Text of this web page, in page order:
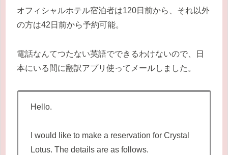
オフィシャルホテル宿泊者は120日前から、それ以外
の方は42日前から予約可能。
電話なんてつたない英語でできるわけないので、日
本にいる間に翻訳アプリ使ってメールしました。
Hello.
I would like to make a reservation for Crystal
Lotus. The details are as follows.